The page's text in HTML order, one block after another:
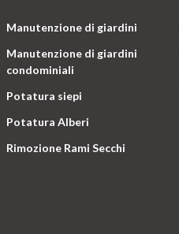
Manutenzione di giardini
Manutenzione di giardini
condominiali
Potatura siepi
Potatura Alberi
Rimozione Rami Secchi